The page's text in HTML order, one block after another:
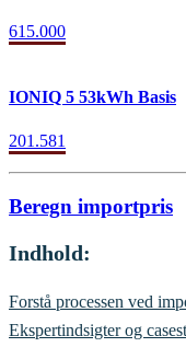
615.000
IONIQ 5 53kWh Basis
201.581
Beregn importpris
Indhold:
Forstå processen ved
Ekspertindsigter og